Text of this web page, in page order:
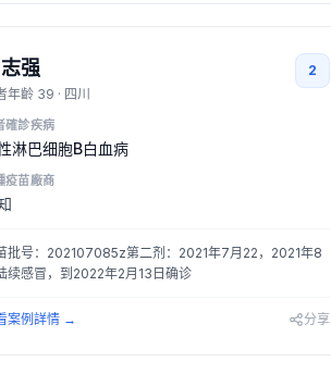
强
年齡 39 · 四川
2
確診疾病
淋巴细胞B白血病
疫苗廠商
批号：202107085z第二剂：2021年7月22，2021年8
续感冒，到2022年2月13日确诊
案例詳情→ 分享